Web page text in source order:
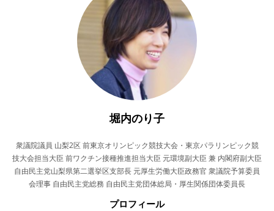
堀内のり子
衆議院議員 山梨2区 前東京オリンピック競技大会・東京パラリンピック競
技大会担当大臣 前ワクチン接種推進担当大臣 元環境副大臣 兼 内閣府副大臣
自由民主党山梨県第二選挙区支部長 元厚生労働大臣政務官 衆議院予算委員
会理事 自由民主党総務 自由民主党団体総局・厚生関係団体委員長
プロフィール